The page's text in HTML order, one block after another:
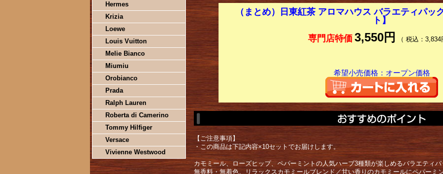
Hermes
Krizia
Loewe
Louis Vuitton
Melie Bianco
Miumiu
Orobianco
Prada
Ralph Lauren
Roberta di Camerino
Tommy Hilfiger
Versace
Vivienne Westwood
（まとめ）日東紅茶 アロマハウス バラエティパッ
ト】
専門店特価 3,550円 （ 税込：
希望小売価格：オープン価格
【ご注意事項】
・この商品は下記内容×10セットでお届けします。
カモミール、ローズヒップ、ペパーミントの人気ハーブ3種類が楽しめるバラエティ
無香料・無着色。リラックスカモミールブレンド／甘い香りのカモミールにペパーミ